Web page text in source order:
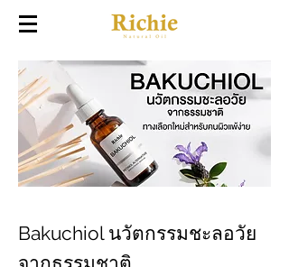
Bakuchiol นวัตกรรมชะลอวัย